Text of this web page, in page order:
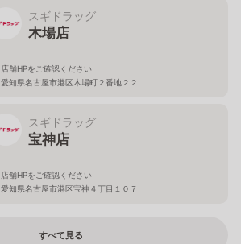
スギドラッグ
木場店
店舗HPをご確認ください
愛知県名古屋市港区木場町２番地２２
スギドラッグ
宝神店
店舗HPをご確認ください
愛知県名古屋市港区宝神４丁目１０７
すべて見る